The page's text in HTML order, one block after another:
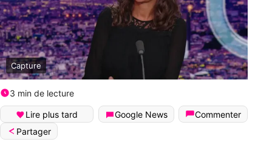
Capture
3 min de lecture
Lire plus tard Google News
Commenter
Partager